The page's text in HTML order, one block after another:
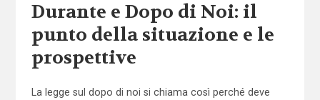
Durante e Dopo di Noi: il
punto della situazione e le
prospettive
La legge sul dopo di noi si chiama così perché deve